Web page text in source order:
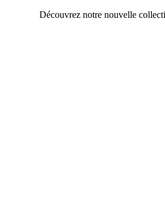
Découvrez notre nouvelle collection